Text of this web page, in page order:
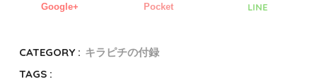
Google+ Pocket LINE
CATEGORY : キラピチの付録
TAGS :